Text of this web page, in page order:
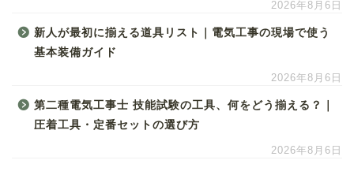
2026年8月6日
新人が最初に揃える道具リスト｜電気工事の現場で使う
基本装備ガイド
2026年8月6日
第二種電気工事士 技能試験の工具、何をどう揃える？｜
圧着工具・定番セットの選び方
2026年8月6日